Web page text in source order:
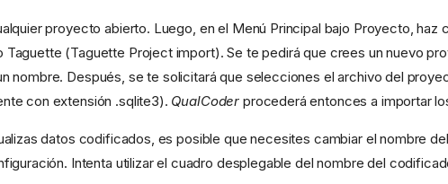
proyecto abierto. Luego, en el Menú Principal bajo Proyecto, haz
Taguette (Taguette Project import). Se te pedirá que crees un nuevo
nombre. Después, se te solicitará que selecciones el archivo del
con extensión .sqlite3). QualCoder procederá entonces a importar
datos codificados, es posible que necesites cambiar el nombre
Intenta utilizar el cuadro desplegable del nombre del